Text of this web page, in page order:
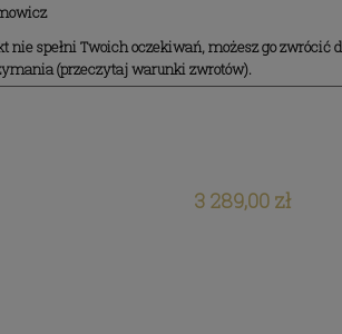
nie spełni Twoich oczekiwań, możesz go zwrócić
(przeczytaj warunki zwrotów).
3 289,00 zł